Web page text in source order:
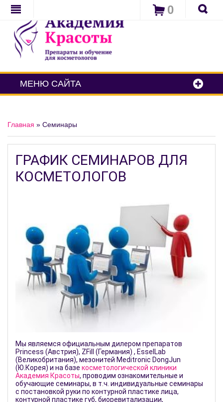
0
МЕНЮ САЙТА
Главная » Семинары
ГРАФИК СЕМИНАРОВ ДЛЯ
КОСМЕТОЛОГОВ
Мы являемся официальным дилером препаратов
Princess (Австрия), ZFill (Германия) , EsselLab
(Великобритания), мезонитей Meditronic DongJun
(Ю.Корея) и на базе косметологической клиники
Академия Красоты, проводим ознакомительные и
обучающие семинары, в т.ч. индивидуальные семинары
с постановкой руки по контурной пластике лица,
контурной пластике губ, биоревитализации,